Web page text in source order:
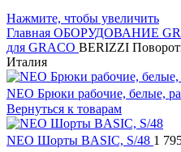
Нажмите, чтобы увеличить
Главная ОБОРУДОВАНИЕ
для GRACO BERIZZI
Италия
NEO Брюки рабочие, белые,
Вернуться к товарам
NEO Шорты BASIC, S/48 1